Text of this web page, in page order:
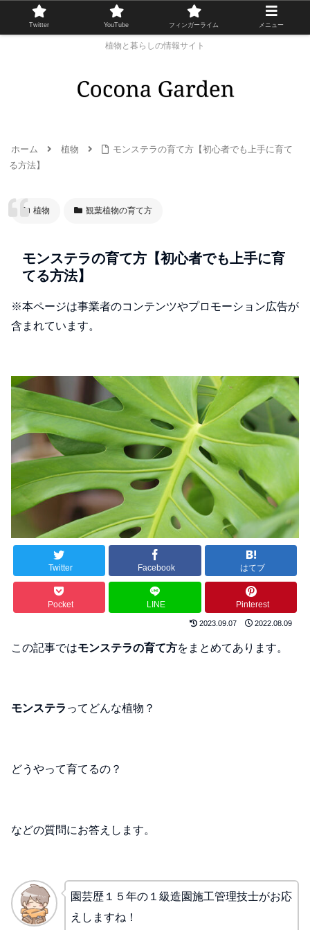
植物と暮らしの情報サイト
ホーム 植物
モンステラの育て方【初心者でも上手に育て
る方法】
植物 観葉植物の育て方
モンステラの育て方【初心者でも上手に育
てる方法】
※本ページは事業者のコンテンツやプロモーション広告が
含まれています。
Twitter Facebook はてブ
Pocket LINE Pinterest
2023.09.07 2022.08.09
この記事ではモンステラの育て方をまとめてあります。
モンステラ ってどんな植物？
どうやって育てるの？
などの質問にお答えします。
園芸歴１５年の１級造園施工管理技士がお応
えしますね！
Twitter YouTube フィンガーライム メニュー